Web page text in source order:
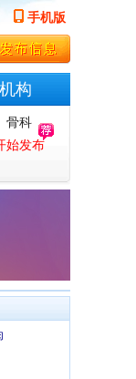
手机版
机构
骨科
始发布